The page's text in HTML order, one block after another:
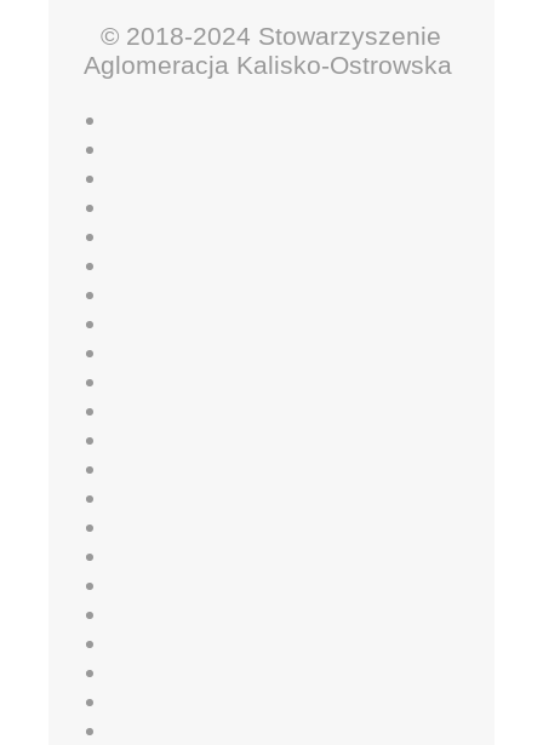
© 2018-2024 Stowarzyszenie
Aglomeracja Kalisko-Ostrowska